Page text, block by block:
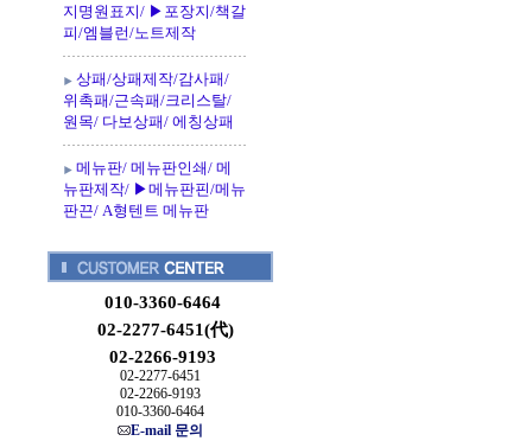
지명원표지/ ▶포장지/책갈
피/엠블런/노트제작
상패/상패제작/감사패/
위촉패/근속패/크리스탈/
원목/ 다보상패/ 에칭상패
메뉴판/ 메뉴판인쇄/ 메
뉴판제작/ ▶메뉴판핀/메뉴
판끈/ A형텐트 메뉴판
010-3360-6464
02-2277-6451(代)
02-2266-9193
02-2277-6451
02-2266-9193
010-3360-6464
E-mail 문의